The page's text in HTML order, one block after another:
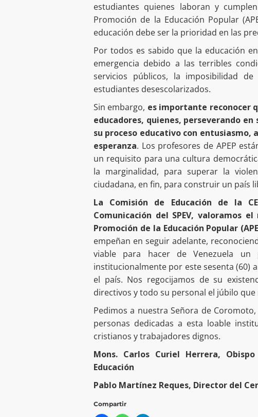
estudiantes quienes laboran y
Promoción de la Educación Popular
educación debe ser la prioridad en las
Por todos es sabido que la educación
emergencia debido a las terribles
servicios públicos, la imposibilidad
estudiantes desescolarizados.
Sin embargo, es importante reconocer
educadores, quienes, perseverando
su proceso educativo con
esperanza. Los profesores de APEP
un requisito para una cultura
la marginalidad, para superar la
ciudadana, en fin, para construir un país
La Comisión de Educación de la
Comunicación del SPEV, valoramos
Promoción de la Educación Popular
empeñan en seguir adelante,
viable para hacer de Venezuela un
institucionalmente por este sesenta (60)
el país. Nos regocijamos de su
directivos y todo su personal el júbilo
Pedimos a nuestra Señora de
personas dedicadas a esta loable
cristianos y trabajadores dignos.
Mons. Carlos Curiel Herrera,
Educación
Pablo Martínez Reques, Director del
Compartir